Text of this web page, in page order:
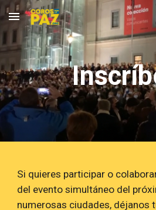
Skip to main content
Si quieres participar o
del evento simultáneo del
numerosas ciudades, déjanos